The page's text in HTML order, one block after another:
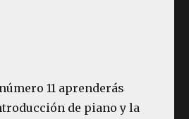
11 aprenderás
de piano y la